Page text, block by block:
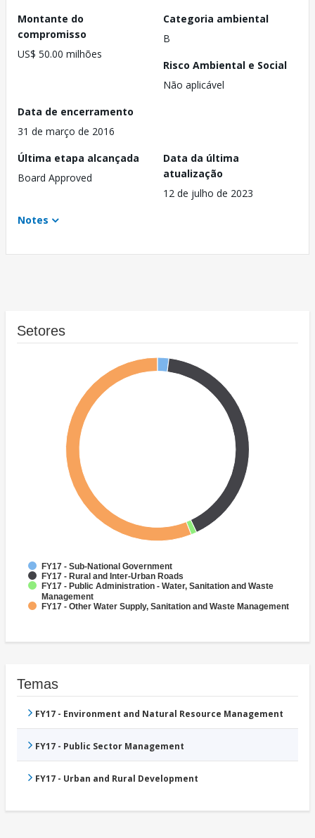
Montante do
compromisso
US$ 50.00 milhões
Categoria ambiental
B
Risco Ambiental e Social
Não aplicável
Data de encerramento
31 de março de 2016
Última etapa alcançada
Board Approved
Data da última
atualização
12 de julho de 2023
Notes
Setores
FY17 - Sub-National Government
FY17 - Rural and Inter-Urban Roads
FY17 - Public Administration - Water, Sanitation and Waste
Management
FY17 - Other Water Supply, Sanitation and Waste Management
Temas
FY17 - Environment and Natural Resource Management
FY17 - Public Sector Management
FY17 - Urban and Rural Development